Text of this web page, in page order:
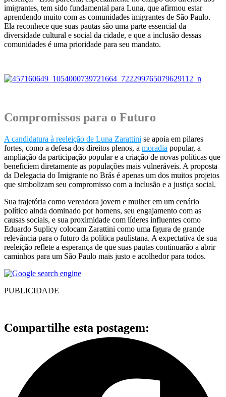
imigrantes, tem sido fundamental para Luna, que afirmou estar
aprendendo muito com as comunidades imigrantes de São Paulo.
Ela reconhece que suas pautas são uma parte essencial da
diversidade cultural e social da cidade, e que a inclusão dessas
comunidades é uma prioridade para seu mandato.
Compromissos para o Futuro
A candidatura à reeleição de Luna Zarattini se apoia em pilares
fortes, como a defesa dos direitos plenos, a moradia popular, a
ampliação da participação popular e a criação de novas políticas que
beneficiem diretamente as populações mais vulneráveis. A proposta
da Delegacia do Imigrante no Brás é apenas um dos muitos projetos
que simbolizam seu compromisso com a inclusão e a justiça social.
Sua trajetória como vereadora jovem e mulher em um cenário
político ainda dominado por homens, seu engajamento com as
causas sociais, e sua proximidade com líderes influentes como
Eduardo Suplicy colocam Zarattini como uma figura de grande
relevância para o futuro da política paulistana. A expectativa de sua
reeleição reflete a esperança de que suas pautas continuarão a abrir
caminhos para um São Paulo mais justo e acolhedor para todos.
PUBLICIDADE
Compartilhe esta postagem: